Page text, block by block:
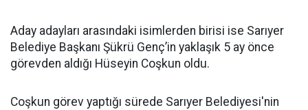
Aday adayları arasındaki isimlerden birisi ise Sarıyer
Belediye Başkanı Şükrü Genç’in yaklaşık 5 ay önce
görevden aldığı Hüseyin Coşkun oldu.
Coşkun görev yaptığı sürede Sarıyer Belediyesi'nin